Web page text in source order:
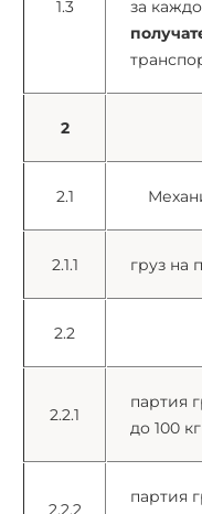
1.3
за
2
2.1
2.1.1 груз на
2.2
2.2.1
партия
до 100 кг
2.2.2
партия